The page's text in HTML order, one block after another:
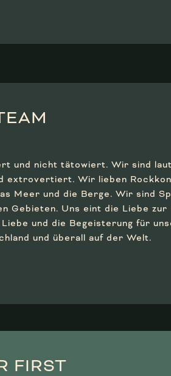
und nicht tätowiert. Wir sind
extrovertiert. Wir lieben
Meer und die Berge. Wir sind
Gebieten. Uns eint die Liebe zur
und die Begeisterung für
und überall auf der Welt.
FIRST